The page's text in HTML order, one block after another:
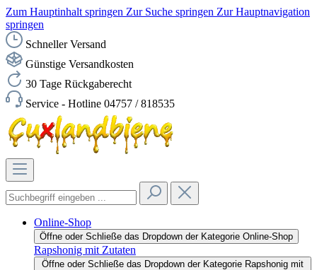
Zum Hauptinhalt springen Zur Suche springen Zur Hauptnavigation
springen
Schneller Versand
Günstige Versandkosten
30 Tage Rückgaberecht
Service - Hotline 04757 / 818535
Online-Shop
Öffne oder Schließe das Dropdown der Kategorie Online-Shop
Rapshonig mit Zutaten
Öffne oder Schließe das Dropdown der Kategorie Rapshonig mit